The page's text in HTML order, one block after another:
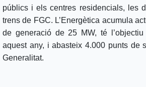
públics i els centres residencials, les
trens de FGC. L’Energètica acumula
de generació de 25 MW, té
aquest any, i abasteix 4.000 punts de
Generalitat.